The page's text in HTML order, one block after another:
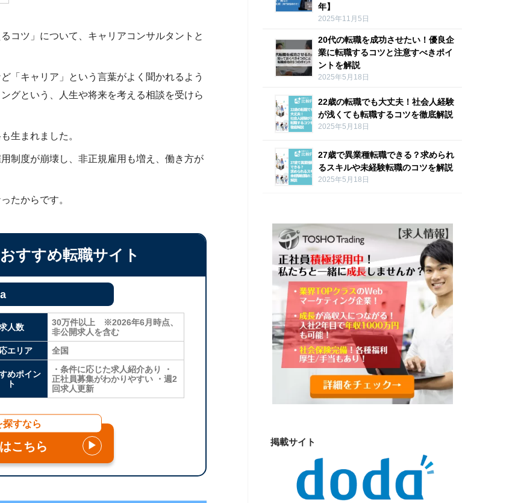
コツ」について、キャリアコンサルタントと
「キャリア」という言葉がよく聞かれるよう
グという、人生や将来を考える相談を受けら
生まれました。
制度が崩壊し、非正規雇用も増え、働き方が
たからです。
すすめ転職サイト
人数
30万件以上 ※2026年6月時点、
非公開求人を含む
エリア
全国
めポイン
ト
・条件に応じた求人紹介あり ・
正社員募集がわかりやすい ・週2
回求人更新
探すなら
こちら ▶
年】
2025年11月5日
20代の転職を成功させたい！優良企
業に転職するコツと注意すべきポイ
ントを解説
2025年5月18日
22歳の転職でも大丈夫！社会人経験
が浅くても転職するコツを徹底解説
2025年5月18日
27歳で異業種転職できる？求められ
るスキルや未経験転職のコツを解説
2025年5月18日
掲載サイト